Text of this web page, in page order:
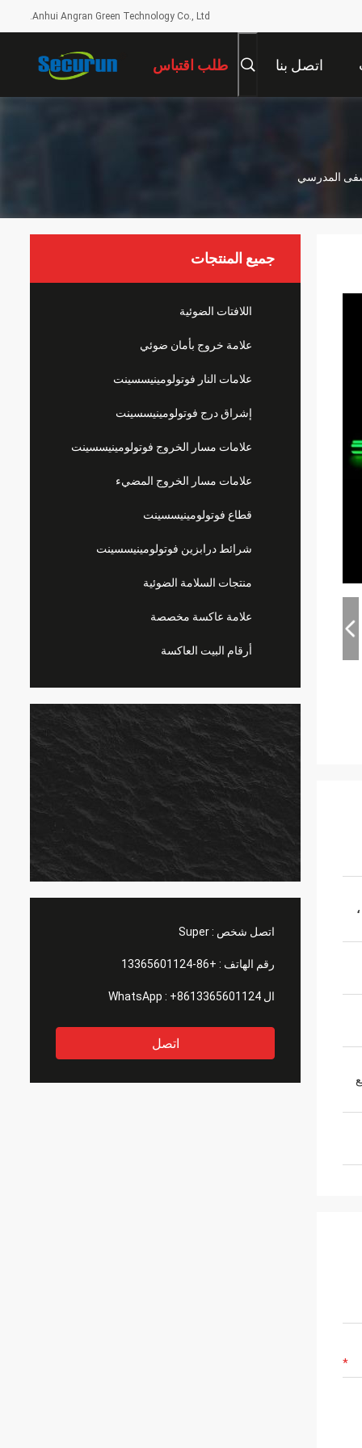
Anhui Angran Green Technology Co., Ltd.
اتصل بنا طلب اقتباس
المدرسي
جميع المنتجات
اللافتات الضوئية
علامة خروج بأمان ضوئي
علامات النار فوتولومينيسسينت
إشراق درج فوتولومينيسسينت
علامات مسار الخروج فوتولومينيسسينت
علامات مسار الخروج المضيء
قطاع فوتولومينيسسينت
شرائط درابزين فوتولومينيسسينت
منتجات السلامة الضوئية
علامة عاكسة مخصصة
أرقام البيت العاكسة
اتصل شخص :Super
رقم الهاتف : +86-13365601124
ال WhatsApp : +8613365601124
اتصل